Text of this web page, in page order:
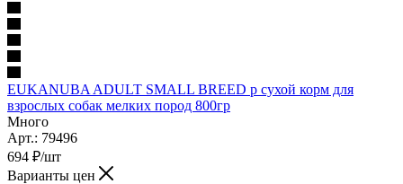
EUKANUBA ADULT SMALL BREED р сухой корм для
взрослых собак мелких пород 800гр
Много
Арт.: 79496
694 ₽/шт
Варианты цен